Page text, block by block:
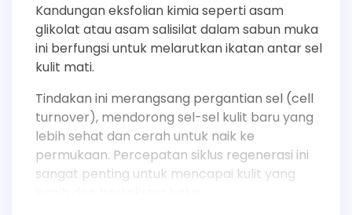
Kandungan eksfolian kimia seperti asam
glikolat atau asam salisilat dalam sabun muka
ini berfungsi untuk melarutkan ikatan antar sel
kulit mati.
Tindakan ini merangsang pergantian sel (cell
turnover), mendorong sel-sel kulit baru yang
lebih sehat dan cerah untuk naik ke
permukaan. Percepatan siklus regenerasi ini
sangat penting untuk mencapai kulit yang